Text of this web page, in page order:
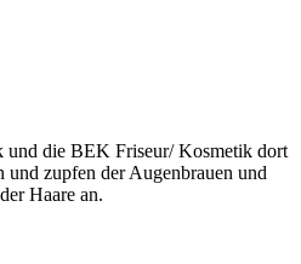
und die BEK Friseur/ Kosmetik dort
und zupfen der Augenbrauen und
Haare an.